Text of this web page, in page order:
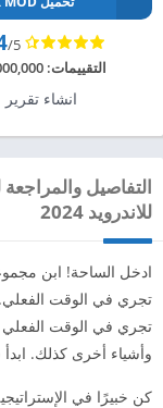
/5
التقييمات:
انشاء تقرير
للاندرويد 2024
ادخل الساحة! ابن
وأشياء أخرى كذلك.
كن خبيرًا في